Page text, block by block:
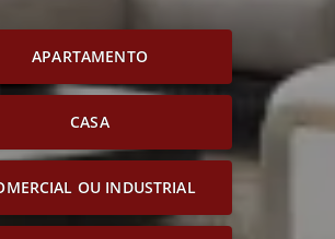
APARTAMENTO
CASA
OU INDUSTRIAL